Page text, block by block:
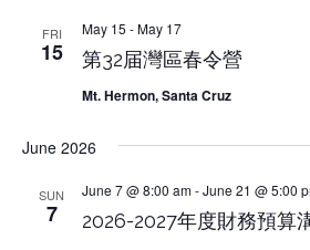
FRI
15 第32届灣區春令營
May 15 -May 17
Mt. Hermon, Santa Cruz
June 2026
SUN
7 2026-2027年度財務預算
June 7 @ 8:00 am-June 21 @ 5:00